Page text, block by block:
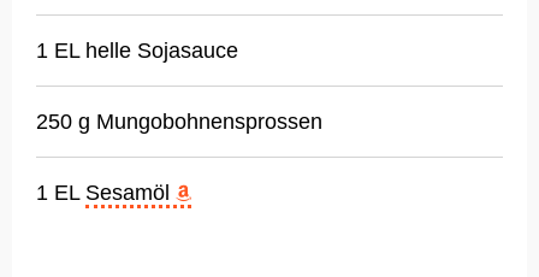
1 EL helle Sojasauce
250 g Mungobohnensprossen
1 EL Sesamöl